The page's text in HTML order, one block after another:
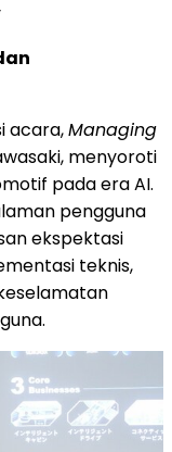
acara,Managing
menyoroti
pada era AI.
pengguna
ekspektasi
teknis,